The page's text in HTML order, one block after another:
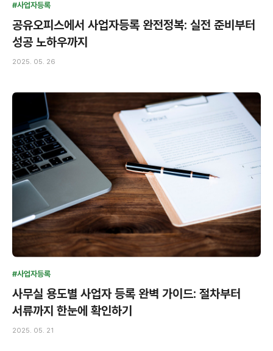
#사업자등록
공유오피스에서 사업자등록 완전정복: 실전 준비부터
성공 노하우까지
2025. 05. 26
#사업자등록
사무실 용도별 사업자 등록 완벽 가이드: 절차부터
서류까지 한눈에 확인하기
2025. 05. 21